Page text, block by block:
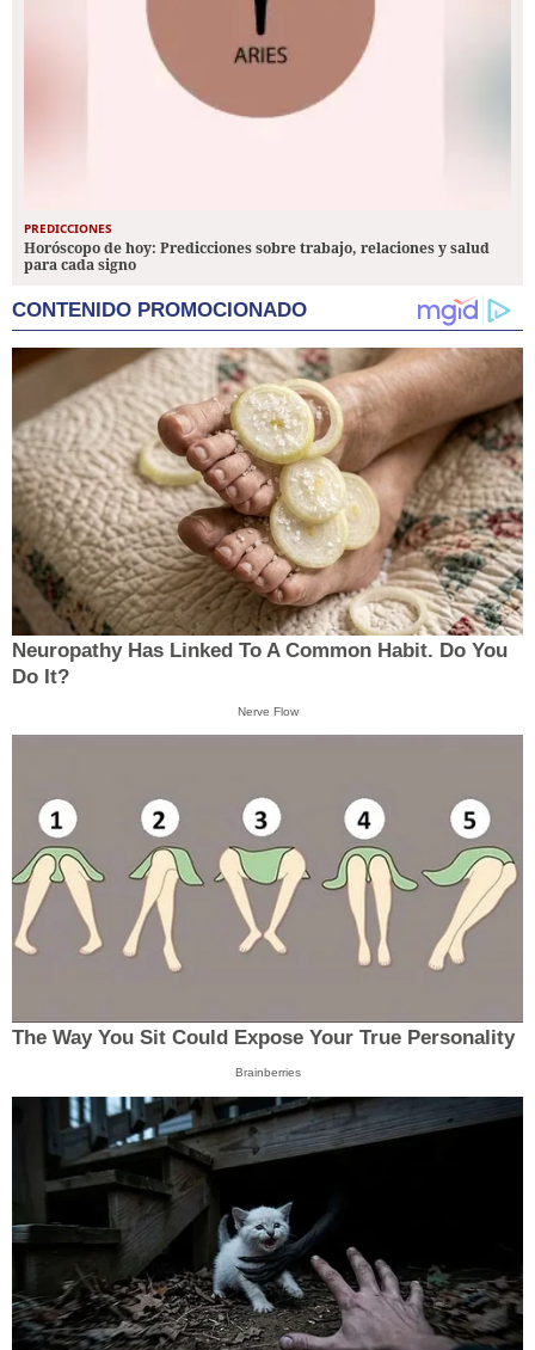
PREDICCIONES
Horóscopo de hoy: Predicciones sobre trabajo, relaciones y salud
para cada signo
CONTENIDO PROMOCIONADO
Neuropathy Has Linked To A Common Habit. Do You
Do It?
Nerve Flow
The Way You Sit Could Expose Your True Personality
Brainberries